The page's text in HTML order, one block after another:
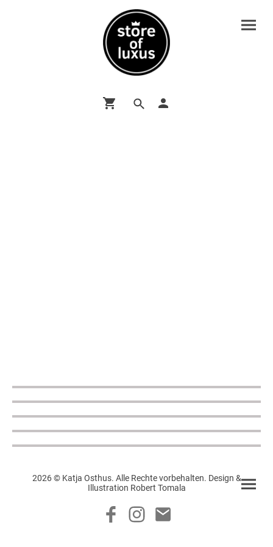
2026 © Katja Osthus. Alle Rechte vorbehalten. Design &
Illustration Robert Tomala